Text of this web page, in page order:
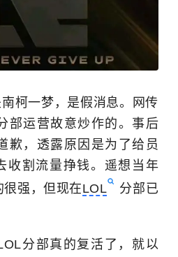
柯一梦，是假消息。网传
部运营故意炒作的。事后
歉，透露原因是为了给员
收割流量挣钱。遥想当年
强，但现在LOL
分部已
分部真的复活了，就以